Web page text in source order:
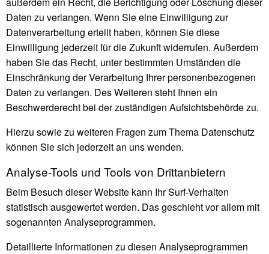
Daten zu verlangen. Wenn Sie eine Einwilligung zur
Datenverarbeitung erteilt haben, können Sie diese
Einwilligung jederzeit für die Zukunft widerrufen. Außerdem
haben Sie das Recht, unter bestimmten Umständen die
Einschränkung der Verarbeitung Ihrer personenbezogenen
Daten zu verlangen. Des Weiteren steht Ihnen ein
Beschwerderecht bei der zuständigen Aufsichtsbehörde zu.
Hierzu sowie zu weiteren Fragen zum Thema Datenschutz
können Sie sich jederzeit an uns wenden.
Analyse-Tools und Tools von Dritt­anbietern
Beim Besuch dieser Website kann Ihr Surf-Verhalten
statistisch ausgewertet werden. Das geschieht vor allem mit
sogenannten Analyseprogrammen.
Detaillierte Informationen zu diesen Analyseprogrammen